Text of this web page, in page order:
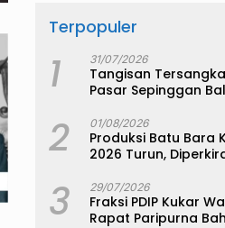
Terpopuler
1 31/07/2026
Tangisan
Pasar Sepinggan
2 01/08/2026
Produksi Batu Bara
2026 Turun,
3 29/07/2026
Fraksi PDIP Kukar
Rapat Paripurna